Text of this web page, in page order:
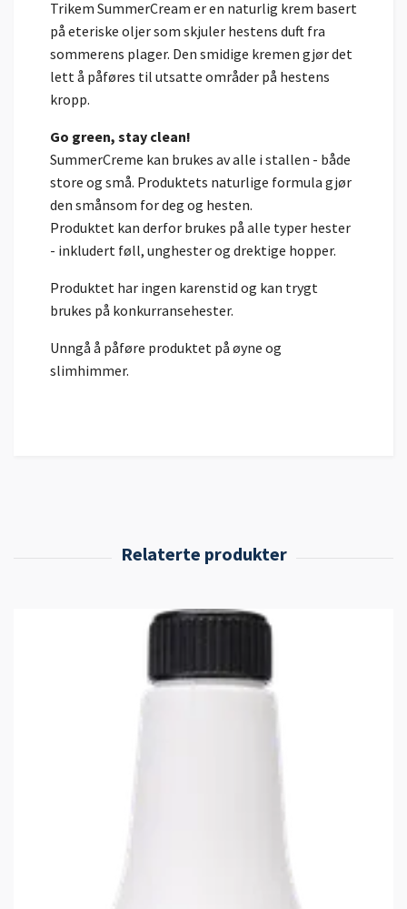
Trikem SummerCream er en naturlig krem basert
på eteriske oljer som skjuler hestens duft fra
sommerens plager. Den smidige kremen gjør det
lett å påføres til utsatte områder på hestens
kropp.
Go green, stay clean!
SummerCreme kan brukes av alle i stallen - både
store og små. Produktets naturlige formula gjør
den smånsom for deg og hesten.
Produktet kan derfor brukes på alle typer hester
- inkludert føll, unghester og drektige hopper.
Produktet har ingen karenstid og kan trygt
brukes på konkurransehester.
Unngå å påføre produktet på øyne og
slimhimmer.